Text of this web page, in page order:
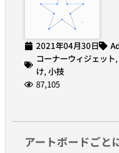
2021年04月30日
コーナーウィジェット,
け, 小技
87,105
アートボードごと